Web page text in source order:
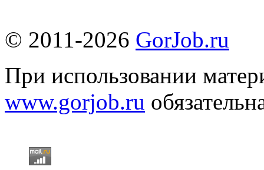
© 2011-2026 GorJob.ru
При использовании
www.gorjob.ru